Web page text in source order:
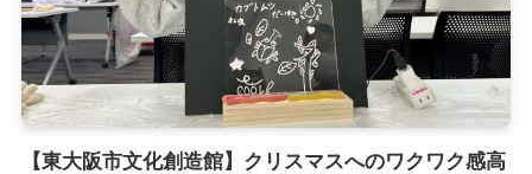
【東大阪市文化創造館】クリスマスへのワクワク感高